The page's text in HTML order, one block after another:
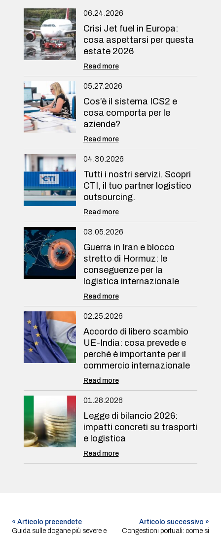
06.24.2026
Crisi Jet fuel in Europa:
cosa aspettarsi per questa
estate 2026
Read more
05.27.2026
Cos’è il sistema ICS2 e
cosa comporta per le
aziende?
Read more
04.30.2026
Tutti i nostri servizi. Scopri
CTI, il tuo partner logistico
outsourcing.
Read more
03.05.2026
Guerra in Iran e blocco
stretto di Hormuz: le
conseguenze per la
logistica internazionale
Read more
02.25.2026
Accordo di libero scambio
UE-India: cosa prevede e
perché è importante per il
commercio internazionale
Read more
01.28.2026
Legge di bilancio 2026:
impatti concreti su trasporti
e logistica
Read more
Navigazione
« Articolo precendete
Guida sulle dogane più severe e
Articolo successivo »
Congestioni portuali: come si